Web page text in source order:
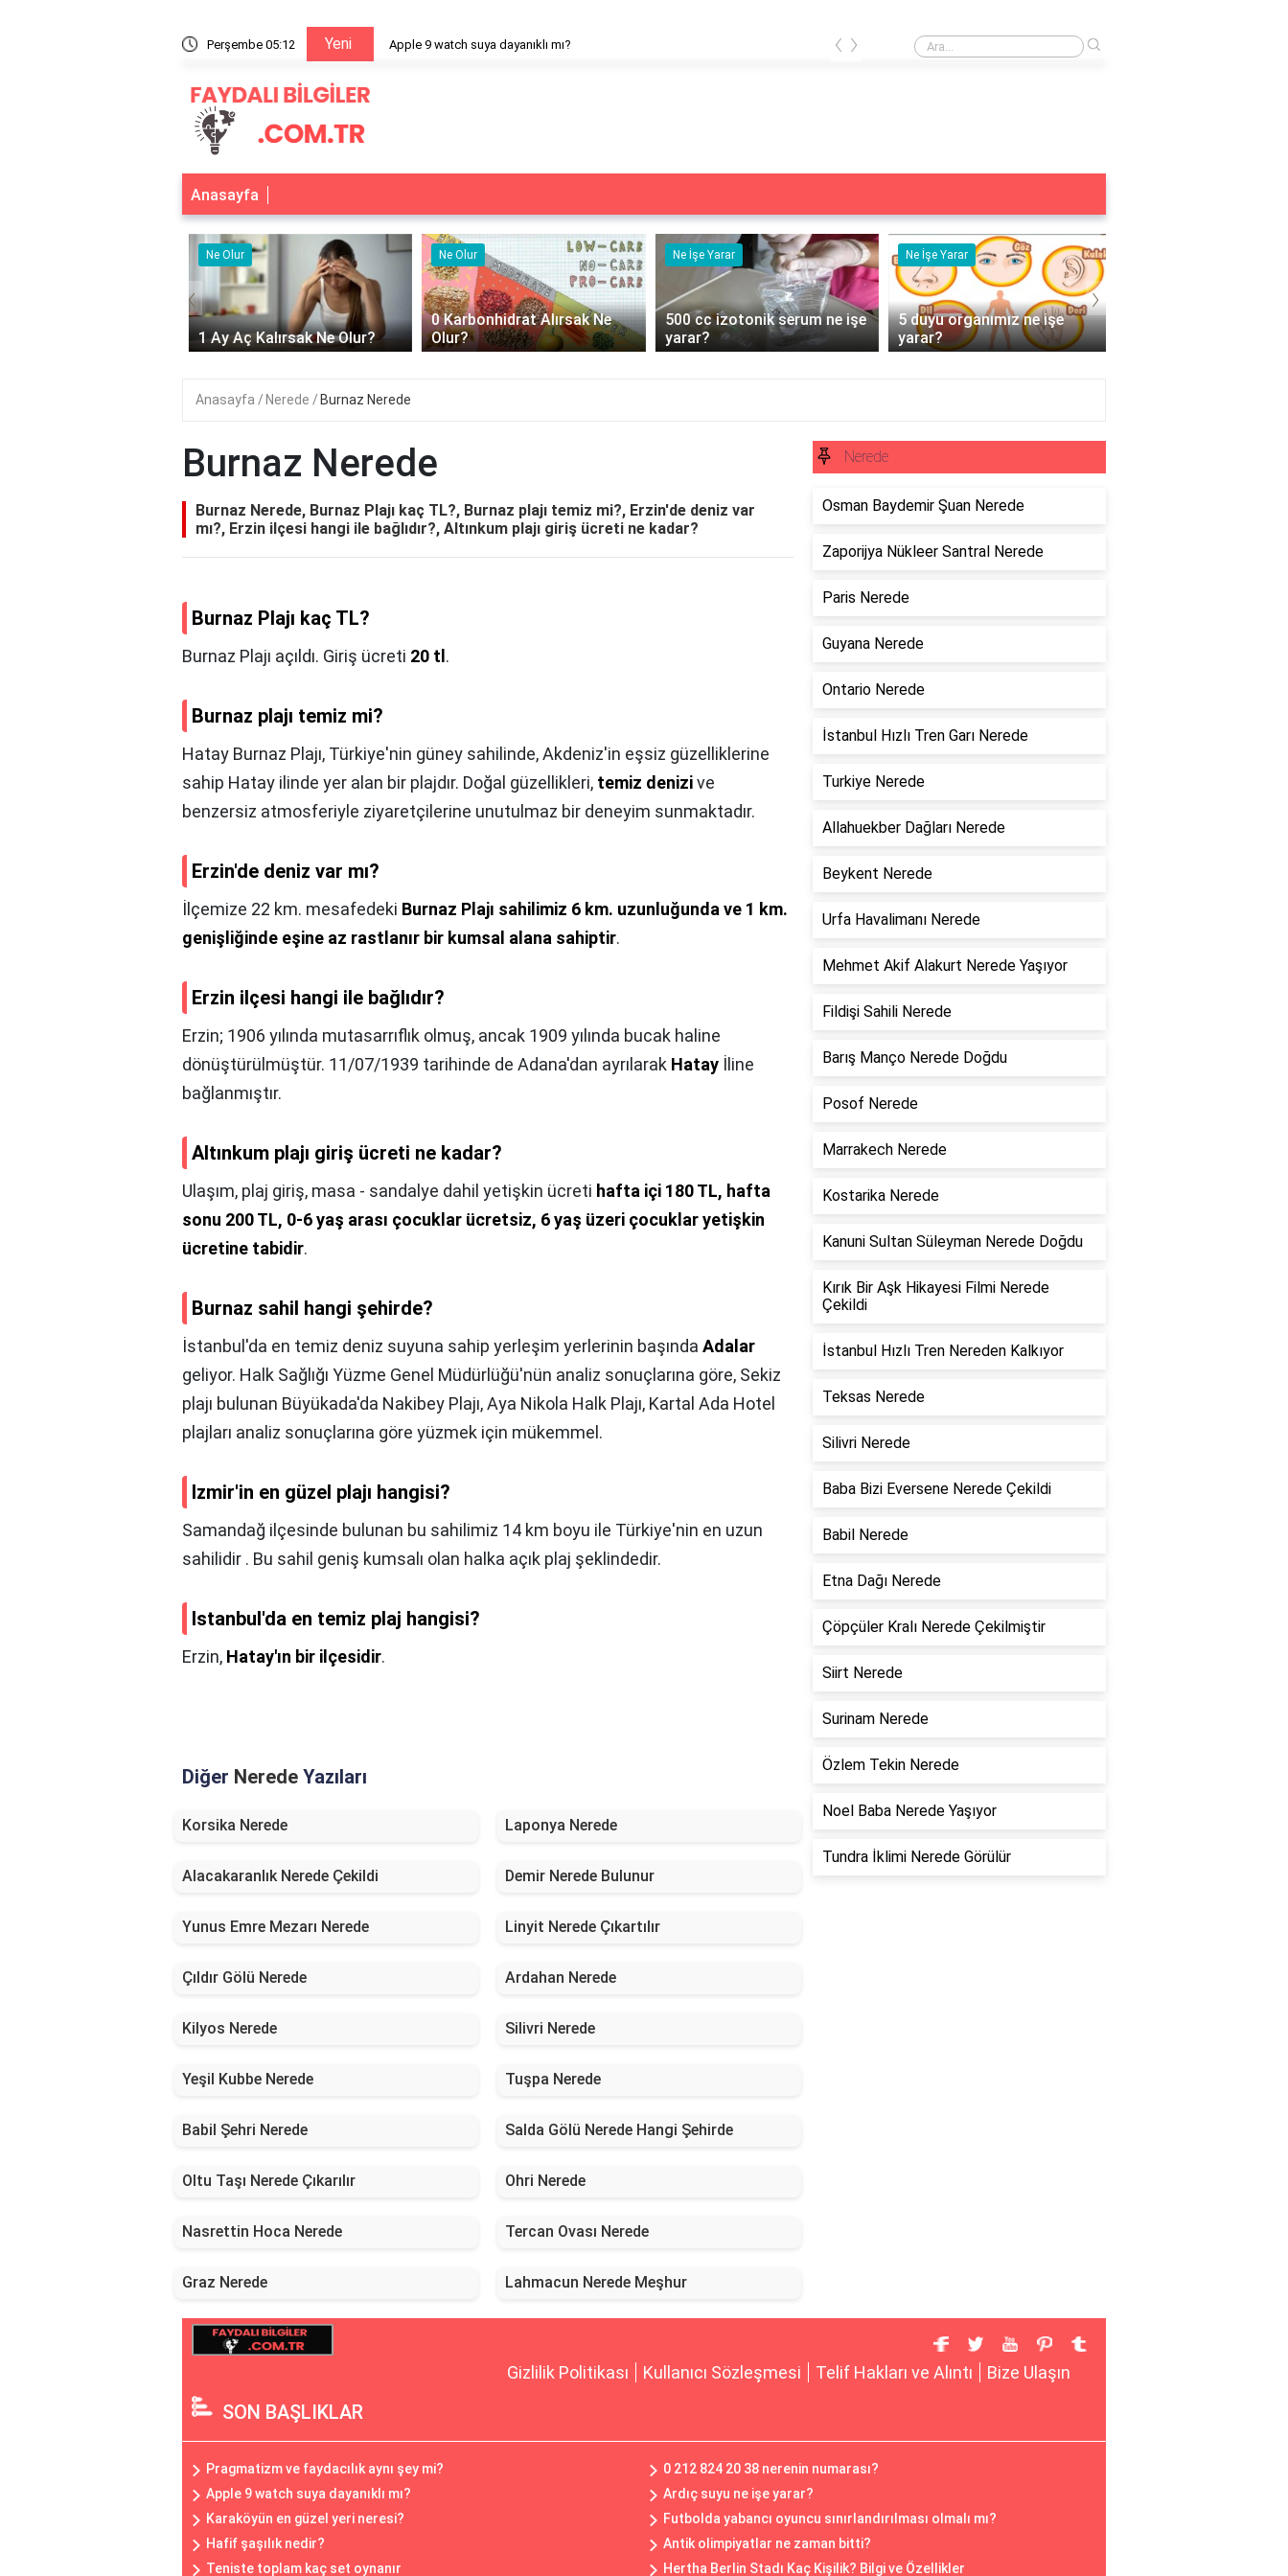
Perşembe 05:12 Yeni Apple 9 watch suya dayanıklı mı? Apple 9 watch suya dayanıklı mı?
‹ ›
Anasayfa
Ne Olur
1 Ay Aç Kalırsak Ne Olur?
Ne Olur
0 Karbonhidrat Alırsak Ne
Olur?
Ne İşe Yarar
500 cc izotonik serum ne işe
yarar?
Ne İşe Yarar
5 duyu organımız ne işe
yarar?
‹ ›
Anasayfa Nerede Burnaz Nerede
Burnaz Nerede
Burnaz Nerede, Burnaz Plajı kaç TL?, Burnaz plajı temiz mi?, Erzin'de deniz var
mı?, Erzin ilçesi hangi ile bağlıdır?, Altınkum plajı giriş ücreti ne kadar?
Burnaz Plajı kaç TL?
Burnaz Plajı açıldı. Giriş ücreti 20 tl .
Burnaz plajı temiz mi?
Hatay Burnaz Plajı, Türkiye'nin güney sahilinde, Akdeniz'in eşsiz güzelliklerine
sahip Hatay ilinde yer alan bir plajdır. Doğal güzellikleri, temiz denizive
benzersiz atmosferiyle ziyaretçilerine unutulmaz bir deneyim sunmaktadır.
Erzin'de deniz var mı?
İlçemize 22 km. mesafedeki Burnaz Plajı sahilimiz 6 km. uzunluğunda ve 1 km.
genişliğinde eşine az rastlanır bir kumsal alana sahiptir.
Erzin ilçesi hangi ile bağlıdır?
Erzin; 1906 yılında mutasarrıflık olmuş, ancak 1909 yılında bucak haline
dönüştürülmüştür. 11/07/1939 tarihinde de Adana'dan ayrılarak Hatay İline
bağlanmıştır.
Altınkum plajı giriş ücreti ne kadar?
Ulaşım, plaj giriş, masa - sandalye dahil yetişkin ücreti hafta içi 180 TL, hafta
sonu 200 TL, 0-6 yaş arası çocuklar ücretsiz, 6 yaş üzeri çocuklar yetişkin
ücretine tabidir.
Burnaz sahil hangi şehirde?
İstanbul'da en temiz deniz suyuna sahip yerleşim yerlerinin başında Adalar
geliyor. Halk Sağlığı Yüzme Genel Müdürlüğü'nün analiz sonuçlarına göre, Sekiz
plajı bulunan Büyükada'da Nakibey Plajı, Aya Nikola Halk Plajı, Kartal Ada Hotel
plajları analiz sonuçlarına göre yüzmek için mükemmel.
Izmir'in en güzel plajı hangisi?
Samandağ ilçesinde bulunan bu sahilimiz 14 km boyu ile Türkiye'nin en uzun
sahilidir . Bu sahil geniş kumsalı olan halka açık plaj şeklindedir.
Istanbul'da en temiz plaj hangisi?
Erzin, Hatay'ın bir ilçesidir.
Diğer Nerede Yazıları
Korsika Nerede Laponya Nerede
Alacakaranlık Nerede Çekildi Demir Nerede Bulunur
Yunus Emre Mezarı Nerede Linyit Nerede Çıkartılır
Çıldır Gölü Nerede Ardahan Nerede
Kilyos Nerede Silivri Nerede
Yeşil Kubbe Nerede Tuşpa Nerede
Babil Şehri Nerede Salda Gölü Nerede Hangi Şehirde
Oltu Taşı Nerede Çıkarılır Ohri Nerede
Nasrettin Hoca Nerede Tercan Ovası Nerede
Graz Nerede Lahmacun Nerede Meşhur
Nerede
Osman Baydemir Şuan Nerede
Zaporijya Nükleer Santral Nerede
Paris Nerede
Guyana Nerede
Ontario Nerede
İstanbul Hızlı Tren Garı Nerede
Turkiye Nerede
Allahuekber Dağları Nerede
Beykent Nerede
Urfa Havalimanı Nerede
Mehmet Akif Alakurt Nerede Yaşıyor
Fildişi Sahili Nerede
Barış Manço Nerede Doğdu
Posof Nerede
Marrakech Nerede
Kostarika Nerede
Kanuni Sultan Süleyman Nerede Doğdu
Kırık Bir Aşk Hikayesi Filmi Nerede
Çekildi
İstanbul Hızlı Tren Nereden Kalkıyor
Teksas Nerede
Silivri Nerede
Baba Bizi Eversene Nerede Çekildi
Babil Nerede
Etna Dağı Nerede
Çöpçüler Kralı Nerede Çekilmiştir
Siirt Nerede
Surinam Nerede
Özlem Tekin Nerede
Noel Baba Nerede Yaşıyor
Tundra İklimi Nerede Görülür
Gizlilik Politikası Kullanıcı Sözleşmesi Telif Hakları ve Alıntı Bize Ulaşın
SON BAŞLIKLAR
Pragmatizm ve faydacılık aynı şey mi?
0 212 824 20 38 nerenin numarası?
Apple 9 watch suya dayanıklı mı?
Ardıç suyu ne işe yarar?
Karaköyün en güzel yeri neresi?
Futbolda yabancı oyuncu sınırlandırılması olmalı mı?
Hafif şaşılık nedir?
Antik olimpiyatlar ne zaman bitti?
Teniste toplam kaç set oynanır
Hertha Berlin Stadı Kaç Kişilik? Bilgi ve Özellikler